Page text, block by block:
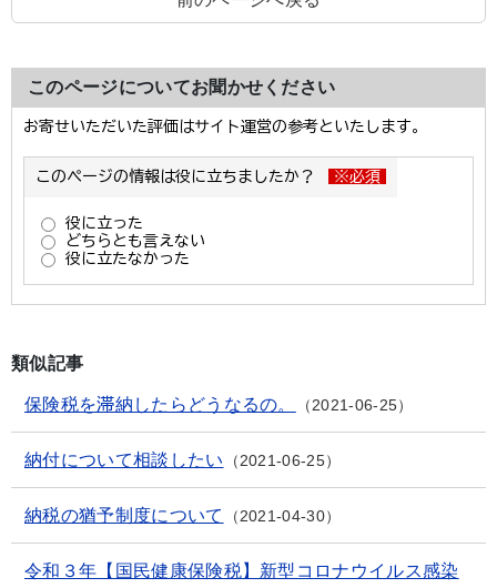
このページについてお聞かせください
類似記事
保険税を滞納したらどうなるの。 2021-06-25
納付について相談したい 2021-06-25
納税の猶予制度について 2021-04-30
令和３年【国民健康保険税】新型コロナウイルス感染